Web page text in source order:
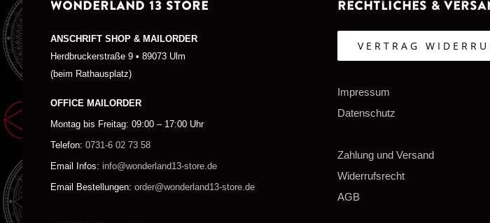
WONDERLAND 13 STORE
ANSCHRIFT SHOP & MAILORDER
Herdbruckerstraße 9 • 89073 Ulm
(beim Rathausplatz)
OFFICE MAILORDER
Montag bis Freitag: 09:00 – 17:00 Uhr
Telefon: 0731-6 02 73 58
Email Infos: info@wonderland13-store.de
Email Bestellungen: order@wonderland13-store.de
Rechtliches &
VERTRAG
Impressum
Datenschutz
Zahlung und Versand
Widerrufsrecht
AGB